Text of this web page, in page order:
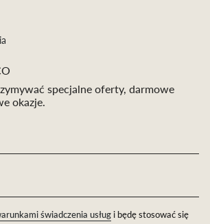
specjalne oferty, darmowe
okazje.
świadczenia usługi będę stosować się